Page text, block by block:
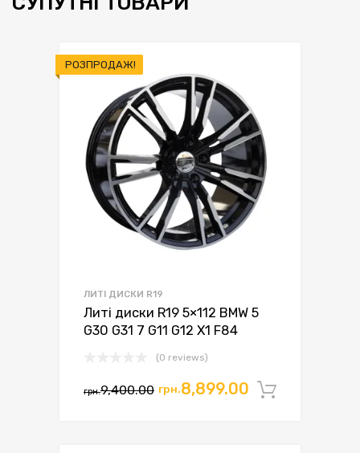
РОЗПРОДАЖ!
ЛИТІ ДИСКИ R19
Литі диски R19 5×112 BMW 5
G30 G31 7 G11 G12 X1 F84
(0 reviews)
грн.9,400.00 грн.8,899.00